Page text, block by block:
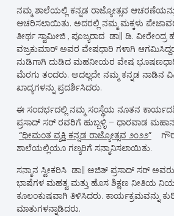
ನಮ್ಮ ಶಾಲೆಯಲ್ಲಿ ಕನ್ನಡ ರಾಜ್ಯೋತ್ಸವ
ಆಚರಿಸಲಾಯಿತು. ಅದರಲ್ಲಿ ನಮ್ಮ ಮಕ್ಕಳು ಪೇಜಾವರ
ತೀರ್ಥ ಸ್ವಾಮೀಜಿ , ಪೂಜ್ಯರಾದ ಡಾ|| ಡಿ. ವೀರೇಂದ್ರ
ವಜ್ರಕುಮಾರ್ ಅವರ ವೇಷಧಾರಿ ಗಳಾಗಿ
ನುಡಿಗಾಗಿ ದುಡಿದ ಮಹನೀಯರ ವೇಷ
ಮೆರಗು ತಂದರು. ಅದಲ್ಲದೇ ನಮ್ಮ ಕನ್ನಡ
ಖಾದ್ಯಗಳನ್ನು ಪ್ರದರ್ಶಿಸಿದರು.
ಈ ಸಂದರ್ಭದಲ್ಲಿ ನಮ್ಮ ಸಂಸ್ಥೆಯ ನೂತನ
ಪ್ರಸಾದ್ ಸರ್ ರವರಿಗೆ ಹುಬ್ಬಳ್ಳಿ – ಧಾರವಾಡ
“ಧೀಮಂತ ವ್ಯಕ್ತಿ ಕನ್ನಡ ರಾಜ್ಯೋತ್ಸವ ೨೦೨೨”
ಶಾಲೆಯಲ್ಲಿಯೂ ಗಣ್ಯರಿಗೆ ಸನ್ಮಾನಿಸಲಾಯಿತು.
ಸನ್ಮಾನ ಸ್ವೀಕರಿಸಿ ಡಾ|| ಅಜಿತ್ ಪ್ರಸಾದ್ ಸರ್ ಅವರು
ಭಾಷೆಗಳ ಮಹತ್ವ ಮತ್ತು ಹೊಸ ಶಿಕ್ಷಣ ನೀತಿಯ
ಕೂಲಂಕುಷವಾಗಿ ತಿಳಿಸಿದರು. ಕಾರ್ಯಕ್ರಮವನ್ನು
ಮಾತುಗಳನ್ನಾಡಿದರು.